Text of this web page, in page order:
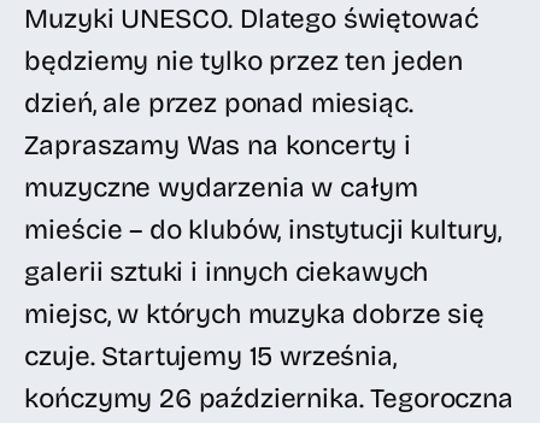
Muzyki UNESCO. Dlatego świętować
będziemy nie tylko przez ten jeden
dzień, ale przez ponad miesiąc.
Zapraszamy Was na koncerty i
muzyczne wydarzenia w całym
mieście – do klubów, instytucji kultury,
galerii sztuki i innych ciekawych
miejsc, w których muzyka dobrze się
czuje. Startujemy 15 września,
kończymy 26 października. Tegoroczna